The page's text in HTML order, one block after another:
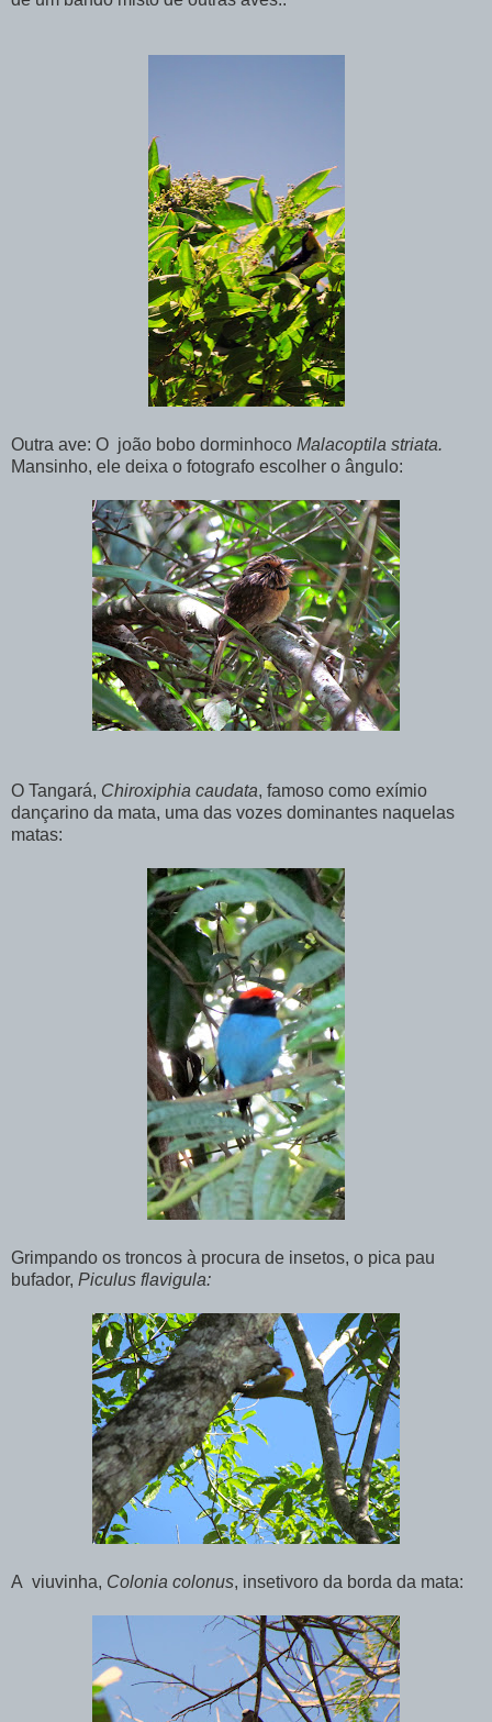
Outra ave: O joão bobo dorminhoco Malacoptila striata.
Mansinho, ele deixa o fotografo escolher o ângulo:
O Tangará, Chiroxiphia caudata, famoso como exímio
dançarino da mata, uma das vozes dominantes naquelas
matas:
Grimpando os troncos à procura de insetos, o pica pau
bufador, Piculus flavigula:
A viuvinha, Colonia colonus, insetivoro da borda da mata: